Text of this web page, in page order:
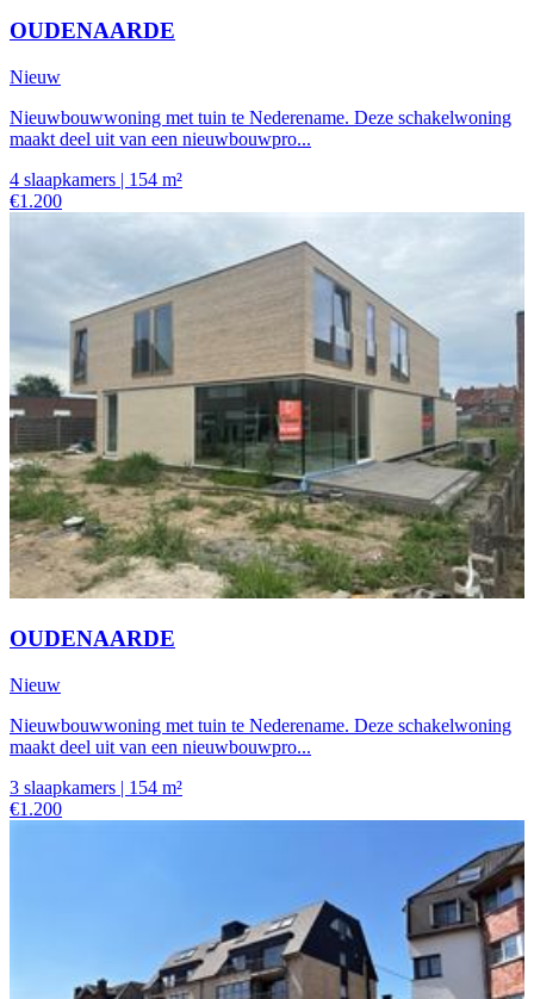
OUDENAARDE
Nieuw
Nieuwbouwwoning met tuin te Nederename. Deze schakelwoning
maakt deel uit van een nieuwbouwpro...
4 slaapkamers | 154 m²
€1.200
OUDENAARDE
Nieuw
Nieuwbouwwoning met tuin te Nederename. Deze schakelwoning
maakt deel uit van een nieuwbouwpro...
3 slaapkamers | 154 m²
€1.200